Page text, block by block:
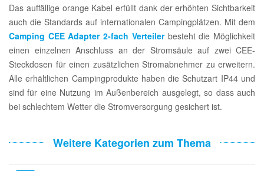
Das auffällige orange Kabel erfüllt dank der erhöhten Sichtbarkeit
auch die Standards auf internationalen Campingplätzen. Mit dem
Camping CEE Adapter 2-fach Verteilerbesteht die Möglichkeit
einen einzelnen Anschluss an der Stromsäule auf zwei CEE-
Steckdosen für einen zusätzlichen Stromabnehmer zu erweitern.
Alle erhältlichen Campingprodukte haben die Schutzart IP44 und
sind für eine Nutzung im Außenbereich ausgelegt, so dass auch
bei schlechtem Wetter die Stromversorgung gesichert ist.
Weitere Kategorien zum Thema